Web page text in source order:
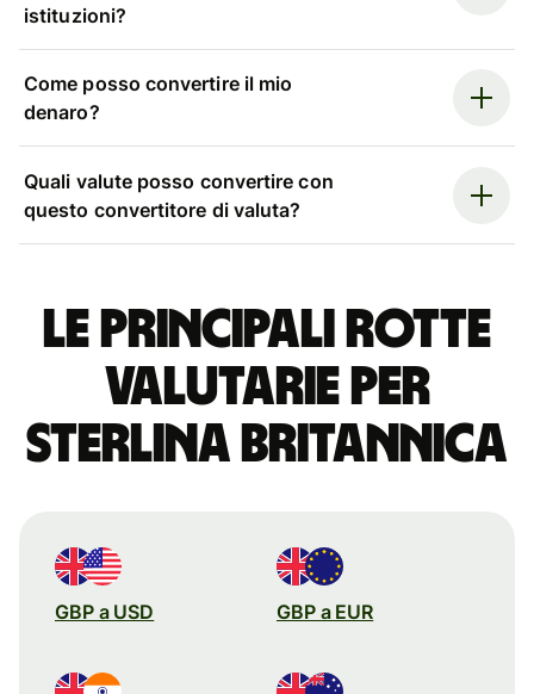
istituzioni?
Come posso convertire il mio
denaro?
Quali valute posso convertire con
questo convertitore di valuta?
Le principali rotte
valutarie per
sterlina britannica
GBP a USD GBP a EUR